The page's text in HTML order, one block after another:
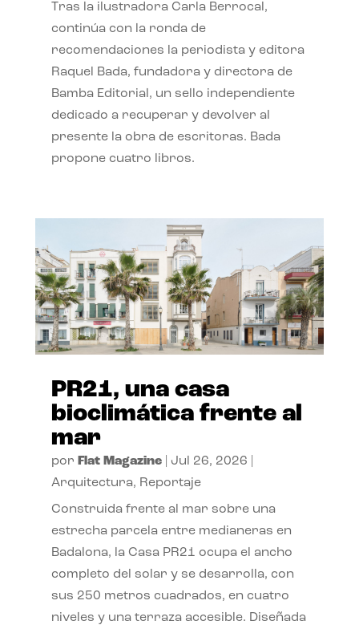
Tras la ilustradora Carla Berrocal,
continúa con la ronda de
recomendaciones la periodista y editora
Raquel Bada, fundadora y directora de
Bamba Editorial, un sello independiente
dedicado a recuperar y devolver al
presente la obra de escritoras. Bada
propone cuatro libros.
PR21, una casa
bioclimática frente al
mar
por Flat Magazine| Jul 26, 2026
Arquitectura, Reportaje
Construida frente al mar sobre una
estrecha parcela entre medianeras en
Badalona, la Casa PR21 ocupa el ancho
completo del solar y se desarrolla, con
sus 250 metros cuadrados, en cuatro
niveles y una terraza accesible. Diseñada